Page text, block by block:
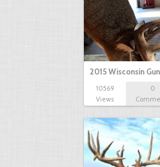
2015 Wisconsin
10569
Views
0